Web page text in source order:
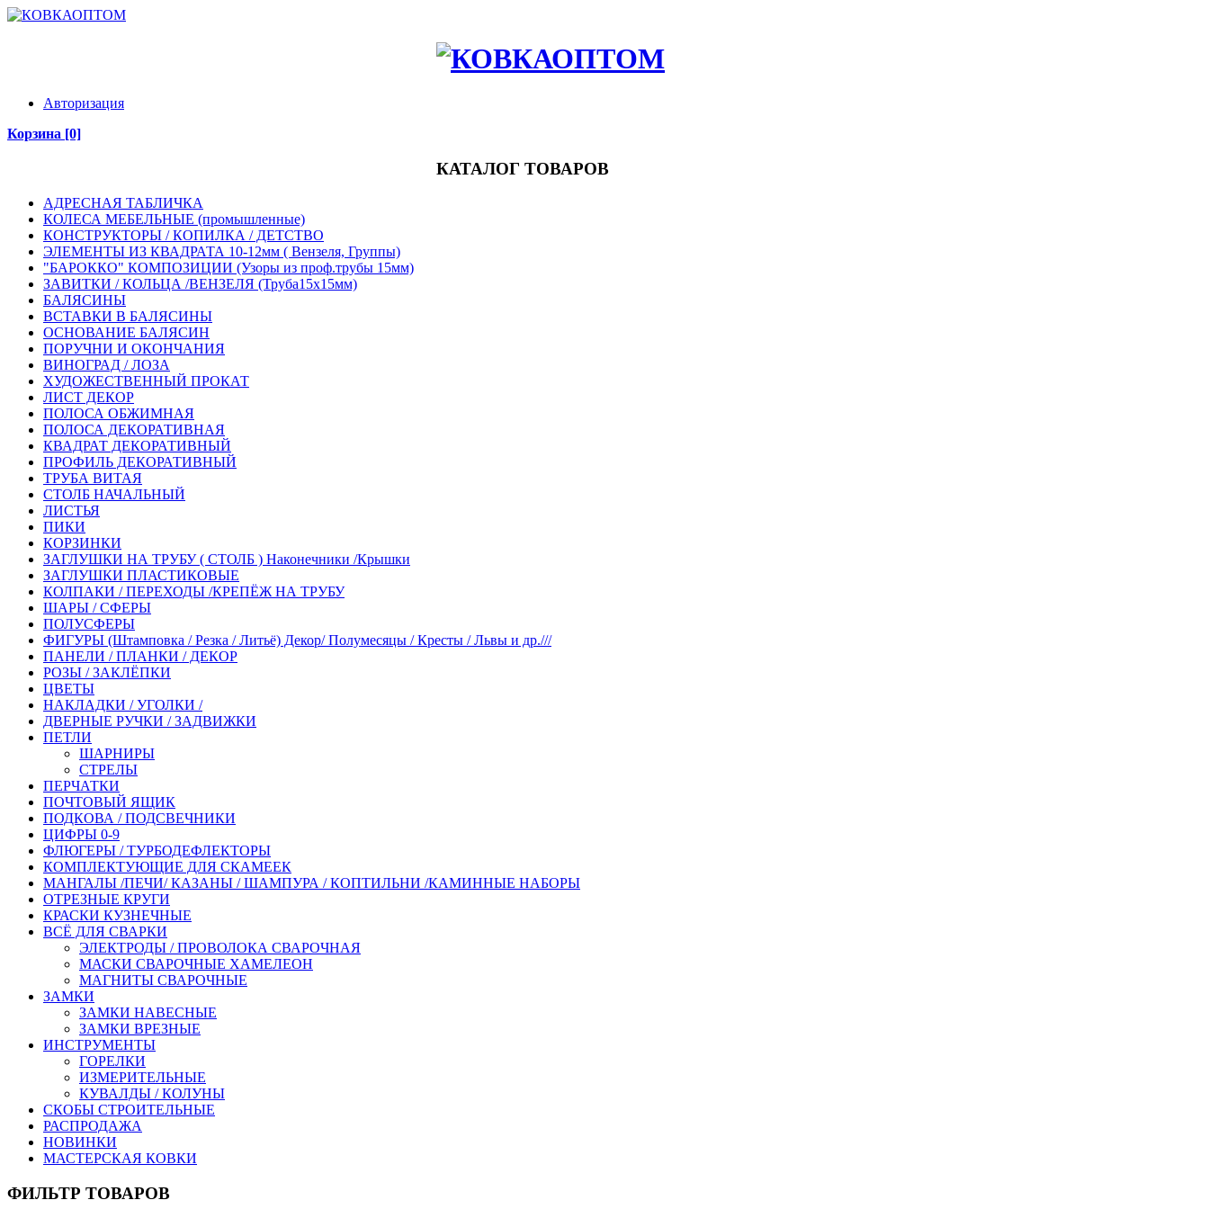
Авторизация
Корзина [0]
КАТАЛОГ ТОВАРОВ
АДРЕСНАЯ ТАБЛИЧКА
КОЛЕСА МЕБЕЛЬНЫЕ (промышленные)
КОНСТРУКТОРЫ / КОПИЛКА / ДЕТСТВО
ЭЛЕМЕНТЫ ИЗ КВАДРАТА 10-12мм ( Вензеля, Группы)
"БАРОККО" КОМПОЗИЦИИ (Узоры из проф.трубы 15мм)
ЗАВИТКИ / КОЛЬЦА /ВЕНЗЕЛЯ (Труба15х15мм)
БАЛЯСИНЫ
ВСТАВКИ В БАЛЯСИНЫ
ОСНОВАНИЕ БАЛЯСИН
ПОРУЧНИ И ОКОНЧАНИЯ
ВИНОГРАД / ЛОЗА
ХУДОЖЕСТВЕННЫЙ ПРОКАТ
ЛИСТ ДЕКОР
ПОЛОСА ОБЖИМНАЯ
ПОЛОСА ДЕКОРАТИВНАЯ
КВАДРАТ ДЕКОРАТИВНЫЙ
ПРОФИЛЬ ДЕКОРАТИВНЫЙ
ТРУБА ВИТАЯ
СТОЛБ НАЧАЛЬНЫЙ
ЛИСТЬЯ
ПИКИ
КОРЗИНКИ
ЗАГЛУШКИ НА ТРУБУ ( СТОЛБ ) Наконечники /Крышки
ЗАГЛУШКИ ПЛАСТИКОВЫЕ
КОЛПАКИ / ПЕРЕХОДЫ /КРЕПЁЖ НА ТРУБУ
ШАРЫ / СФЕРЫ
ПОЛУСФЕРЫ
ФИГУРЫ (Штамповка / Резка / Литьё) Декор/ Полумесяцы / Кресты / Львы и др.///
ПАНЕЛИ / ПЛАНКИ / ДЕКОР
РОЗЫ / ЗАКЛЁПКИ
ЦВЕТЫ
НАКЛАДКИ / УГОЛКИ /
ДВЕРНЫЕ РУЧКИ / ЗАДВИЖКИ
ПЕТЛИ
ШАРНИРЫ
СТРЕЛЫ
ПЕРЧАТКИ
ПОЧТОВЫЙ ЯЩИК
ПОДКОВА / ПОДСВЕЧНИКИ
ЦИФРЫ 0-9
ФЛЮГЕРЫ / ТУРБОДЕФЛЕКТОРЫ
КОМПЛЕКТУЮЩИЕ ДЛЯ СКАМЕЕК
МАНГАЛЫ /ПЕЧИ/ КАЗАНЫ / ШАМПУРА / КОПТИЛЬНИ /КАМИННЫЕ НАБОРЫ
ОТРЕЗНЫЕ КРУГИ
КРАСКИ КУЗНЕЧНЫЕ
ВСЁ ДЛЯ СВАРКИ
ЭЛЕКТРОДЫ / ПРОВОЛОКА СВАРОЧНАЯ
МАСКИ СВАРОЧНЫЕ ХАМЕЛЕОН
МАГНИТЫ СВАРОЧНЫЕ
ЗАМКИ
ЗАМКИ НАВЕСНЫЕ
ЗАМКИ ВРЕЗНЫЕ
ИНСТРУМЕНТЫ
ГОРЕЛКИ
ИЗМЕРИТЕЛЬНЫЕ
КУВАЛДЫ / КОЛУНЫ
СКОБЫ СТРОИТЕЛЬНЫЕ
РАСПРОДАЖА
НОВИНКИ
МАСТЕРСКАЯ КОВКИ
ФИЛЬТР ТОВАРОВ